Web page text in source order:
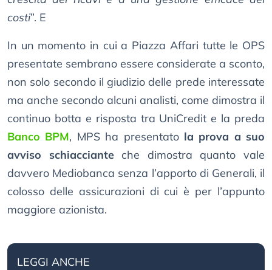
costi”. E
In un momento in cui a Piazza Affari tutte le OPS
presentate sembrano essere considerate a sconto,
non solo secondo il giudizio delle prede interessate
ma anche secondo alcuni analisti, come dimostra il
continuo botta e risposta tra UniCredit e la preda
Banco BPM, MPS ha presentato la prova a suo
avviso schiaccianteche dimostra quanto vale
davvero Mediobanca senza l’apporto di Generali, il
colosso delle assicurazioni di cui è per l’appunto
maggiore azionista.
LEGGI ANCHE